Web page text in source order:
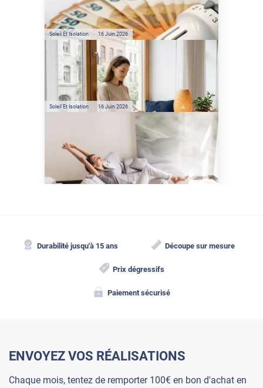
réelles ?
Soleil Et Isolation 16 Juin 2026
Préservez votre logement de
la chaleur : les conseils de
Jamy de C'est Pas Sorcier
Soleil Et Isolation 16 Juin 2026
Comment protéger sa
maison de la chaleur sans
climatisation ?
Durabilité jusqu'à 15 ans Découpe sur mesure
Prix dégressifs
Paiement sécurisé
ENVOYEZ VOS RÉALISATIONS
Chaque mois, tentez de remporter 100€ en bon d'achat en